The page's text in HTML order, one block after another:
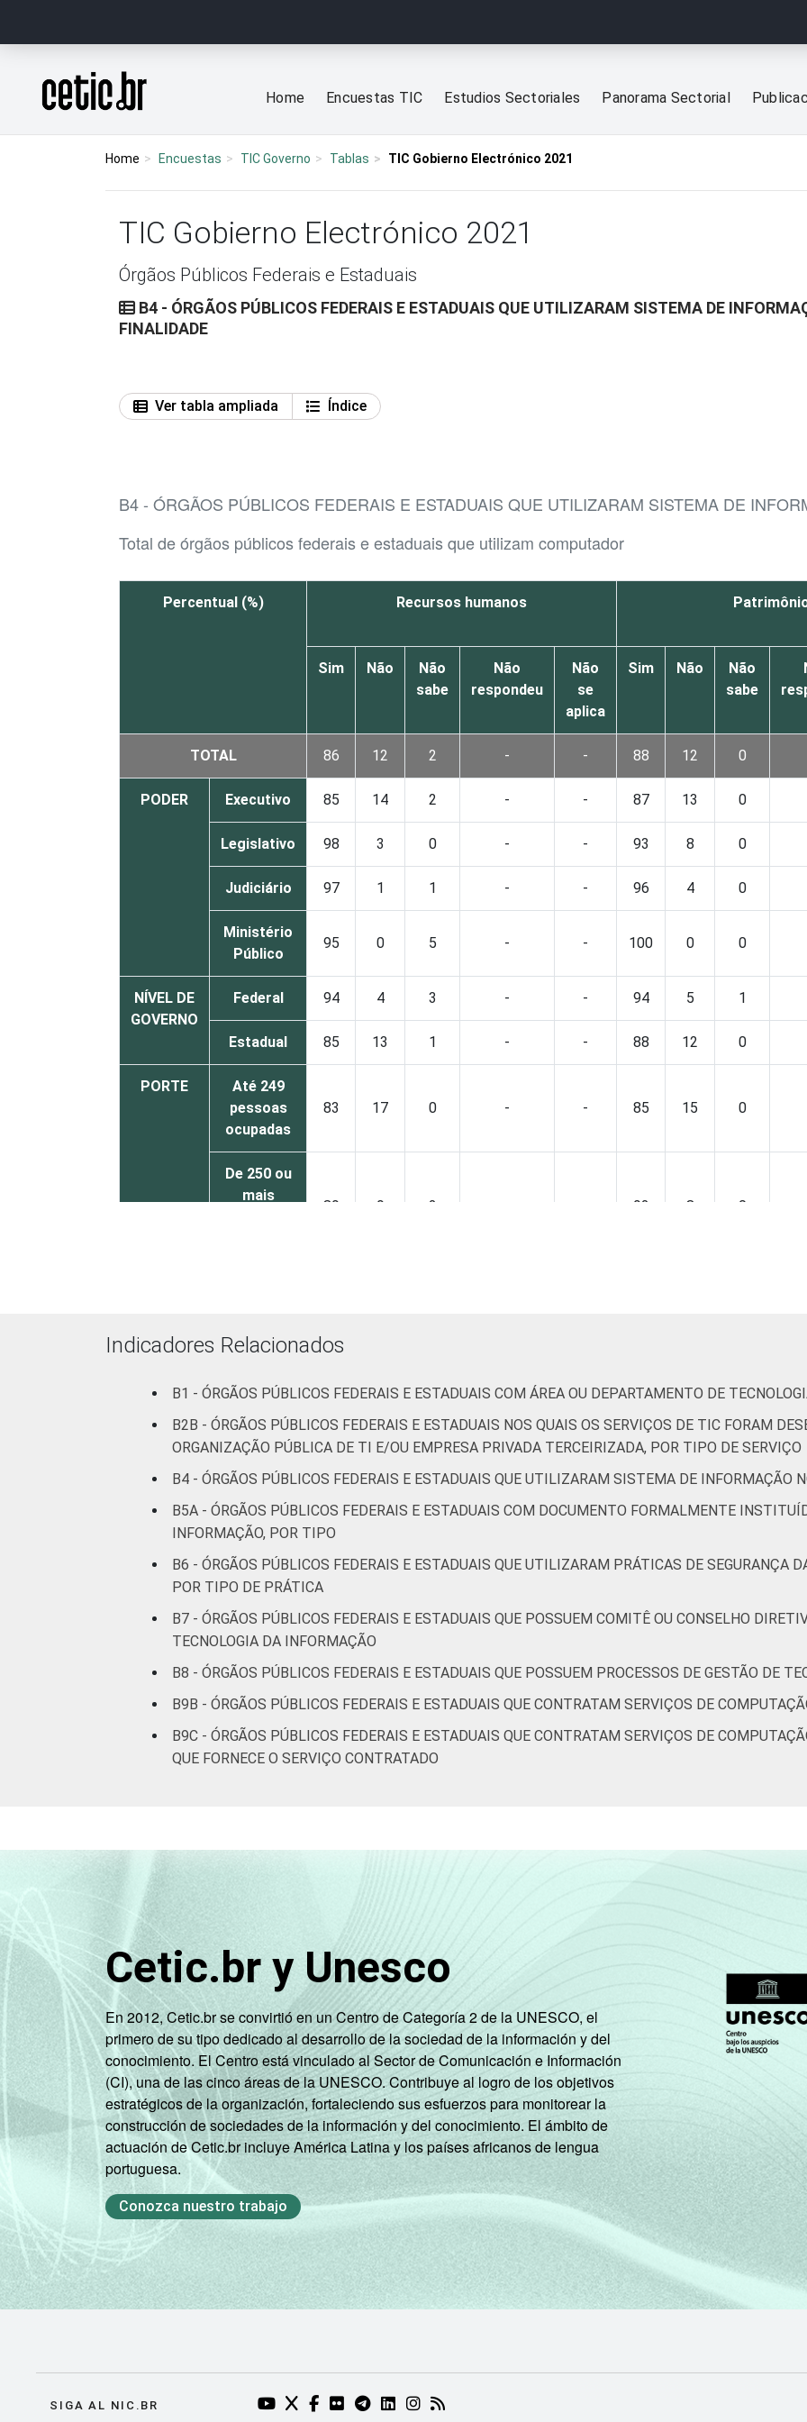
Página inicial
Home Encuestas TIC Estudios Sectoriales Panorama Sectorial
Home Encuestas TIC Governo Tablas TIC Gobierno Electrónico 2021
TIC Gobierno Electrónico 2021
Órgãos Públicos Federais e Estaduais
B4 - ÓRGÃOS PÚBLICOS FEDERAIS E ESTADUAIS QUE UTILIZARAM SISTEMA DE
FINALIDADE
Ver tabla ampliada
Índice
B4 - ÓRGÃOS PÚBLICOS FEDERAIS E ESTADUAIS QUE UTILIZARAM SISTEMA DE
Total de órgãos públicos federais e estaduais que utilizam computador
Percentual (%) Recursos humanos
Sim Não
Não
sabe
Não
respondeu
Não
se
aplica
Sim Não
Não
sabe
TOTAL 86 12 2 - - 88 12 0
PODER Executivo 85 14 2 - - 87 13 0
Legislativo 98 3 0 - - 93 8 0
Judiciário 97 1 1 - - 96 4 0
Ministério
Público
95 0 5 - - 100 0 0
NÍVEL DE
GOVERNO
Federal 94 4 3 - - 94 5 1
Estadual 85 13 1 - - 88 12 0
PORTE
Até 249
pessoas
ocupadas
83 17 0 - - 85 15 0
De 250 ou
mais
89 9 2 92 8 0
Fonte: CGI.br/NIC.br, Centro Regional de Estudos para o Desenvolvimento da Sociedade da
Indicadores Relacionados
B1 - ÓRGÃOS PÚBLICOS FEDERAIS E ESTADUAIS COM ÁREA OU DEPARTAMENTO DE
B2B - ÓRGÃOS PÚBLICOS FEDERAIS E ESTADUAIS NOS QUAIS OS SERVIÇOS DE TIC FORAM
ORGANIZAÇÃO PÚBLICA DE TI E/OU EMPRESA PRIVADA TERCEIRIZADA, POR TIPO DE SERVIÇO
B4 - ÓRGÃOS PÚBLICOS FEDERAIS E ESTADUAIS QUE UTILIZARAM SISTEMA DE INFORMAÇÃO
B5A - ÓRGÃOS PÚBLICOS FEDERAIS E ESTADUAIS COM DOCUMENTO FORMALMENTE
INFORMAÇÃO, POR TIPO
B6 - ÓRGÃOS PÚBLICOS FEDERAIS E ESTADUAIS QUE UTILIZARAM PRÁTICAS DE SEGURANÇA
POR TIPO DE PRÁTICA
B7 - ÓRGÃOS PÚBLICOS FEDERAIS E ESTADUAIS QUE POSSUEM COMITÊ OU CONSELHO
TECNOLOGIA DA INFORMAÇÃO
B8 - ÓRGÃOS PÚBLICOS FEDERAIS E ESTADUAIS QUE POSSUEM PROCESSOS DE GESTÃO DE
B9B - ÓRGÃOS PÚBLICOS FEDERAIS E ESTADUAIS QUE CONTRATAM SERVIÇOS DE
B9C - ÓRGÃOS PÚBLICOS FEDERAIS E ESTADUAIS QUE CONTRATAM SERVIÇOS DE
QUE FORNECE O SERVIÇO CONTRATADO
Cetic.br y Unesco
En 2012, Cetic.br se convirtió en un Centro de Categoría 2 de la UNESCO, el
primero de su tipo dedicado al desarrollo de la sociedad de la información y del
conocimiento. El Centro está vinculado al Sector de Comunicación e Información
(CI), una de las cinco áreas de la UNESCO. Contribuye al logro de los objetivos
estratégicos de la organización, fortaleciendo sus esfuerzos para monitorear la
construcción de sociedades de la información y del conocimiento. El ámbito de
actuación de Cetic.br incluye América Latina y los países africanos de lengua
portuguesa.
Conozca nuestro trabajo
SIGA AL NIC.BR YOUTUBE DO NIC.BR (ABRE EM NOVA ABA)
TWITTER DO NIC.BR (ABRE EM NOVA ABA)
FACEBOOK DO NIC.BR (ABRE EM NOVA ABA)
FLICKR DO NIC.BR (ABRE EM NOVA ABA)
TELEGRAM DO NIC.BR (ABRE EM NOVA ABA)
LINKEDIN DO NIC.BR (ABRE EM NOVA ABA)
INSTAGRAM DO NIC.BR (ABRE EM NOVA ABA)
RSS DO NIC.BR (ABRE EM NOVA ABA)